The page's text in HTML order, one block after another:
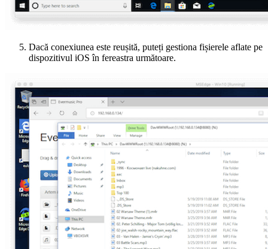
Dacă conexiunea este reușită, puteți gestiona fișierele aflate pe
dispozitivul iOS în fereastra următoare.